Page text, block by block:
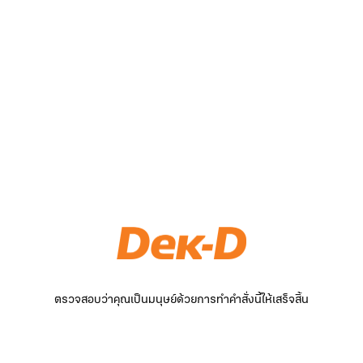
ตรวจสอบว่าคุณเป็นมนุษย์ด้วยการทำคำสั่งนี้ให้เสร็จสิ้น